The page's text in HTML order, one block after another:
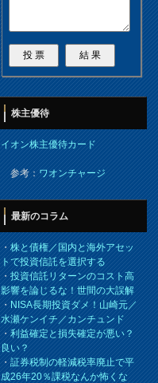
株主優待
イオン株主優待カード
参考：ワオンチャージ
最新のコラム
・株と債権／国内と海外アセッ
トで投資信託を選択する
・投資信託リターンのコスト高
影響を論じるな！世間の大誤解
・NISA長期投資ダメ！山崎元／
水瀬ケンイチ／カンチュンド
・利益確定と損失確定が悪い？
良い？
・証券税制の軽減税率廃止で平
成26年20％課税なんか怖くな